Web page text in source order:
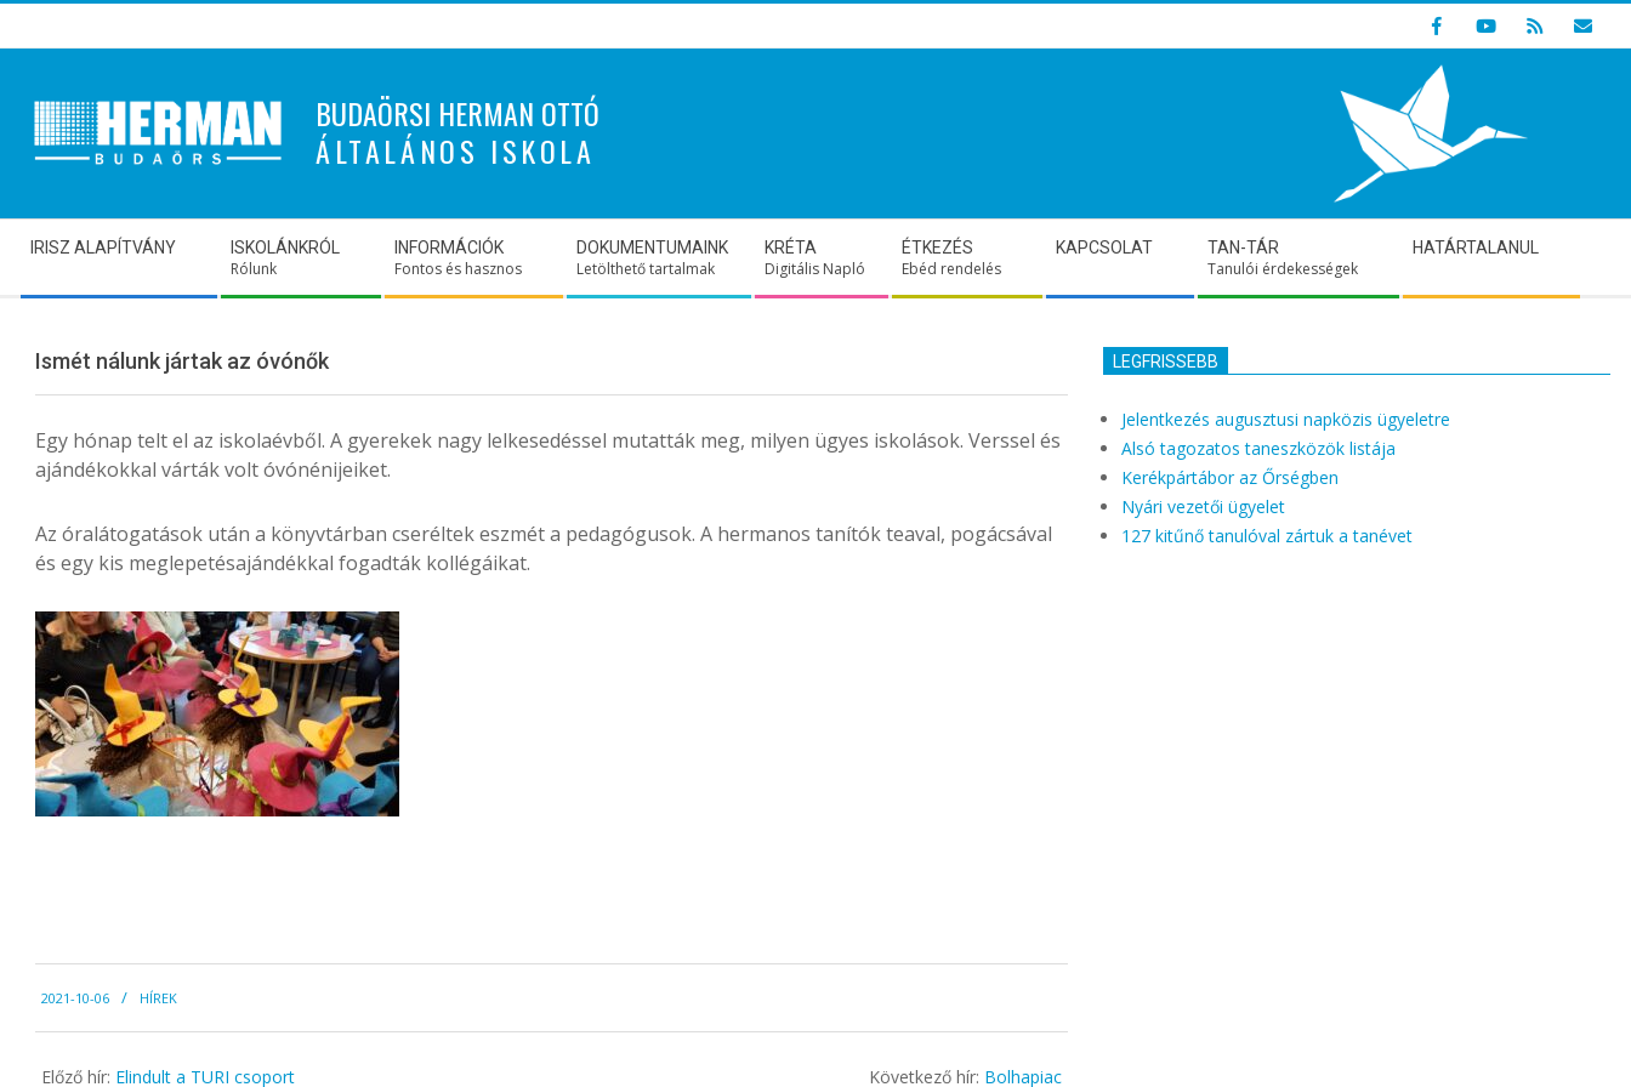
to
BUDAÖRSI HERMAN OTTÓ
ÁLTALÁNOS ISKOLA
Indulunk! Hamarosan újraindul oldalunk!
Navigation
Menu
IRISZ ALAPÍTVÁNY ISKOLÁNKRÓL
Rólunk
INFORMÁCIÓK
Fontos és hasznos
DOKUMENTUMAINK
Letölthető tartalmak
KRÉTA
Digitális Napló
ÉTKEZÉS
Ebéd rendelés
KAPCSOLAT TAN-TÁR
Tanulói érdekességek
HATÁRTALANUL
Ismét nálunk jártak az óvónők
Egy hónap telt el az iskolaévből. A gyerekek nagy lelkesedéssel mutatták meg, milyen ügyes iskolások. Verssel és
ajándékokkal várták volt óvónénijeiket.
Az óralátogatások után a könyvtárban cseréltek eszmét a pedagógusok. A hermanos tanítók teaval, pogácsával
és egy kis meglepetésajándékkal fogadták kollégáikat.
10-
06
2021-10-06 HÍREK
Előző hír: Elindult a TURI csoport Következő hír: Bolhapiac
LEGFRISSEBB
Jelentkezés augusztusi napközis ügyeletre
Alsó tagozatos taneszközök listája
Kerékpártábor az Őrségben
Nyári vezetői ügyelet
127 kitűnő tanulóval zártuk a tanévet